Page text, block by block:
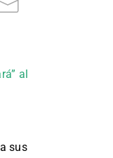
al
sus